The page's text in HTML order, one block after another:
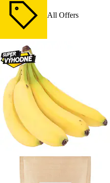
All Offers